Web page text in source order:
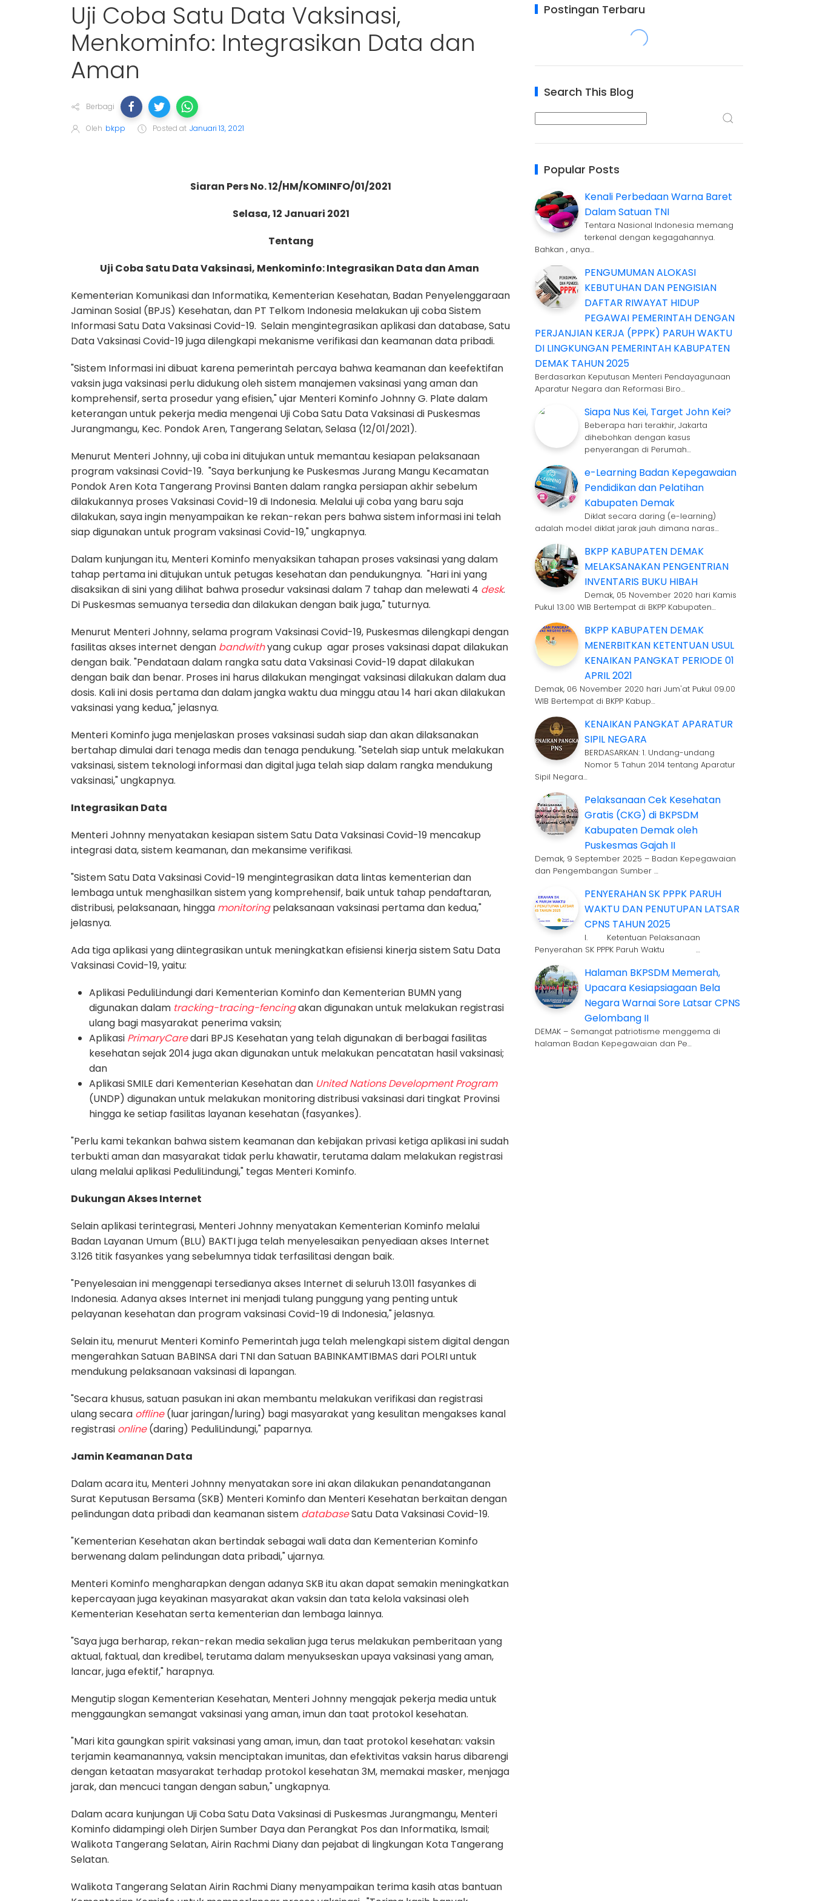
Uji Coba Satu Data Vaksinasi,
Menkominfo: Integrasikan Data dan
Aman
Berbagi
Oleh bkpp Posted at Januari 13, 2021
Siaran Pers No. 12/HM/KOMINFO/01/2021
Selasa, 12 Januari 2021
Tentang
Uji Coba Satu Data Vaksinasi, Menkominfo: Integrasikan Data dan Aman
Kementerian Komunikasi dan Informatika, Kementerian Kesehatan, Badan Penyelenggaraan
Jaminan Sosial (BPJS) Kesehatan, dan PT Telkom Indonesia melakukan uji coba Sistem
Informasi Satu Data Vaksinasi Covid-19. Selain mengintegrasikan aplikasi dan database, Satu
Data Vaksinasi Covid-19 juga dilengkapi mekanisme verifikasi dan keamanan data pribadi.
"Sistem Informasi ini dibuat karena pemerintah percaya bahwa keamanan dan keefektifan
vaksin juga vaksinasi perlu didukung oleh sistem manajemen vaksinasi yang aman dan
komprehensif, serta prosedur yang efisien," ujar Menteri Kominfo Johnny G. Plate dalam
keterangan untuk pekerja media mengenai Uji Coba Satu Data Vaksinasi di Puskesmas
Jurangmangu, Kec. Pondok Aren, Tangerang Selatan, Selasa (12/01/2021).
Menurut Menteri Johnny, uji coba ini ditujukan untuk memantau kesiapan pelaksanaan
program vaksinasi Covid-19. "Saya berkunjung ke Puskesmas Jurang Mangu Kecamatan
Pondok Aren Kota Tangerang Provinsi Banten dalam rangka persiapan akhir sebelum
dilakukannya proses Vaksinasi Covid-19 di Indonesia. Melalui uji coba yang baru saja
dilakukan, saya ingin menyampaikan ke rekan-rekan pers bahwa sistem informasi ini telah
siap digunakan untuk program vaksinasi Covid-19," ungkapnya.
Dalam kunjungan itu, Menteri Kominfo menyaksikan tahapan proses vaksinasi yang dalam
tahap pertama ini ditujukan untuk petugas kesehatan dan pendukungnya. "Hari ini yang
disaksikan di sini yang dilihat bahwa prosedur vaksinasi dalam 7 tahap dan melewati 4 desk.
Di Puskesmas semuanya tersedia dan dilakukan dengan baik juga," tuturnya.
Menurut Menteri Johnny,selama program Vaksinasi Covid-19, Puskesmas dilengkapi dengan
fasilitas akses internet dengan bandwithyang cukup agar proses vaksinasi dapat dilakukan
dengan baik. "Pendataan dalam rangka satu data Vaksinasi Covid-19 dapat dilakukan
dengan baik dan benar. Proses ini harus dilakukan mengingat vaksinasi dilakukan dalam dua
dosis. Kali ini dosis pertama dan dalam jangka waktu dua minggu atau 14 hari akan dilakukan
vaksinasi yang kedua," jelasnya.
Menteri Kominfo juga menjelaskan proses vaksinasi sudah siap dan akan dilaksanakan
bertahap dimulai dari tenaga medis dan tenaga pendukung. "Setelah siap untuk melakukan
vaksinasi, sistem teknologi informasi dan digital juga telah siap dalam rangka mendukung
vaksinasi," ungkapnya.
Integrasikan Data
Menteri Johnny menyatakan kesiapan sistem Satu Data Vaksinasi Covid-19 mencakup
integrasi data, sistem keamanan, dan mekansime verifikasi.
"Sistem Satu Data Vaksinasi Covid-19 mengintegrasikan data lintas kementerian dan
lembaga untuk menghasilkan sistem yang komprehensif, baik untuk tahap pendaftaran,
distribusi, pelaksanaan, hingga monitoringpelaksanaan vaksinasi pertama dan kedua,"
jelasnya.
Ada tiga aplikasi yang diintegrasikan untuk meningkatkan efisiensi kinerja sistem Satu Data
Vaksinasi Covid-19, yaitu:
Aplikasi PeduliLindungi dari Kementerian Kominfo dan Kementerian BUMN yang
digunakan dalam tracking-tracing-fencingakan digunakan untuk melakukan registrasi
ulang bagi masyarakat penerima vaksin;
Aplikasi PrimaryCaredari BPJS Kesehatan yang telah digunakan di berbagai fasilitas
kesehatan sejak 2014 juga akan digunakan untuk melakukan pencatatan hasil vaksinasi;
dan
Aplikasi SMILE dari Kementerian Kesehatan dan United Nations Development Program
(UNDP) digunakan untuk melakukan monitoring distribusi vaksinasi dari tingkat Provinsi
hingga ke setiap fasilitas layanan kesehatan (fasyankes).
"Perlu kami tekankan bahwa sistem keamanan dan kebijakan privasi ketiga aplikasi ini sudah
terbukti aman dan masyarakat tidak perlu khawatir, terutama dalam melakukan registrasi
ulang melalui aplikasi PeduliLindungi," tegas Menteri Kominfo.
Dukungan Akses Internet
Selain aplikasi terintegrasi, Menteri Johnny menyatakan Kementerian Kominfo melalui
Badan Layanan Umum (BLU) BAKTI juga telah menyelesaikan penyediaan akses Internet
3.126 titik fasyankes yang sebelumnya tidak terfasilitasi dengan baik.
"Penyelesaian ini menggenapi tersedianya akses Internet di seluruh 13.011 fasyankes di
Indonesia. Adanya akses Internet ini menjadi tulang punggung yang penting untuk
pelayanan kesehatan dan program vaksinasi Covid-19 di Indonesia," jelasnya.
Selain itu, menurut Menteri Kominfo Pemerintah juga telah melengkapi sistem digital dengan
mengerahkan Satuan BABINSA dari TNI dan Satuan BABINKAMTIBMAS dari POLRI untuk
mendukung pelaksanaan vaksinasi di lapangan.
"Secara khusus, satuan pasukan ini akan membantu melakukan verifikasi dan registrasi
ulang secara offline(luar jaringan/luring) bagi masyarakat yang kesulitan mengakses kanal
registrasi online(daring) PeduliLindungi," paparnya.
Jamin Keamanan Data
Dalam acara itu, Menteri Johnny menyatakan sore ini akan dilakukan penandatanganan
Surat Keputusan Bersama (SKB) Menteri Kominfo dan Menteri Kesehatan berkaitan dengan
pelindungan data pribadi dan keamanan sistem databaseSatu Data Vaksinasi Covid-19.
"Kementerian Kesehatan akan bertindak sebagai wali data dan Kementerian Kominfo
berwenang dalam pelindungan data pribadi," ujarnya.
Menteri Kominfo mengharapkan dengan adanya SKB itu akan dapat semakin meningkatkan
kepercayaan juga keyakinan masyarakat akan vaksin dan tata kelola vaksinasi oleh
Kementerian Kesehatan serta kementerian dan lembaga lainnya.
"Saya juga berharap, rekan-rekan media sekalian juga terus melakukan pemberitaan yang
aktual, faktual, dan kredibel, terutama dalam menyukseskan upaya vaksinasi yang aman,
lancar, juga efektif," harapnya.
Mengutip slogan Kementerian Kesehatan, Menteri Johnny mengajak pekerja media untuk
menggaungkan semangat vaksinasi yang aman, imun dan taat protokol kesehatan.
"Mari kita gaungkan spirit vaksinasi yang aman, imun, dan taat protokol kesehatan: vaksin
terjamin keamanannya, vaksin menciptakan imunitas, dan efektivitas vaksin harus dibarengi
dengan ketaatan masyarakat terhadap protokol kesehatan 3M, memakai masker, menjaga
jarak, dan mencuci tangan dengan sabun," ungkapnya.
Dalam acara kunjungan Uji Coba Satu Data Vaksinasi di Puskesmas Jurangmangu, Menteri
Kominfo didampingi oleh Dirjen Sumber Daya dan Perangkat Pos dan Informatika, Ismail;
Walikota Tangerang Selatan, Airin Rachmi Diany dan pejabat di lingkungan Kota Tangerang
Selatan.
Walikota Tangerang Selatan Airin Rachmi Diany menyampaikan terima kasih atas bantuan
Postingan Terbaru
Search This Blog
Popular Posts
Kenali Perbedaan Warna Baret
Dalam Satuan TNI
Tentara Nasional Indonesia memang
terkenal dengan kegagahannya.
Bahkan , anya…
PENGUMUMAN ALOKASI
KEBUTUHAN DAN PENGISIAN
DAFTAR RIWAYAT HIDUP
PEGAWAI PEMERINTAH DENGAN
PERJANJIAN KERJA (PPPK) PARUH WAKTU
DI LINGKUNGAN PEMERINTAH KABUPATEN
DEMAK TAHUN 2025
Berdasarkan Keputusan Menteri Pendayagunaan
Aparatur Negara dan Reformasi Biro…
Siapa Nus Kei, Target John Kei?
Beberapa hari terakhir, Jakarta
dihebohkan dengan kasus
penyerangan di Perumah…
e-Learning Badan Kepegawaian
Pendidikan dan Pelatihan
Kabupaten Demak
Diklat secara daring (e-learning)
adalah model diklat jarak jauh dimana naras…
BKPP KABUPATEN DEMAK
MELAKSANAKAN PENGENTRIAN
INVENTARIS BUKU HIBAH
Demak, 05 November 2020 hari Kamis
Pukul 13.00 WIB Bertempat di BKPP Kabupaten…
BKPP KABUPATEN DEMAK
MENERBITKAN KETENTUAN USUL
KENAIKAN PANGKAT PERIODE 01
APRIL 2021
Demak, 06 November 2020 hari Jum'at Pukul 09.00
WIB Bertempat di BKPP Kabup…
KENAIKAN PANGKAT APARATUR
SIPIL NEGARA
BERDASARKAN: 1. Undang-undang
Nomor 5 Tahun 2014 tentang Aparatur
Sipil Negara…
Pelaksanaan Cek Kesehatan
Gratis (CKG) di BKPSDM
Kabupaten Demak oleh
Puskesmas Gajah II
Demak, 9 September 2025 – Badan Kepegawaian
dan Pengembangan Sumber …
PENYERAHAN SK PPPK PARUH
WAKTU DAN PENUTUPAN LATSAR
CPNS TAHUN 2025
I. Ketentuan Pelaksanaan
Penyerahan SK PPPK Paruh Waktu …
Halaman BKPSDM Memerah,
Upacara Kesiapsiagaan Bela
Negara Warnai Sore Latsar CPNS
Gelombang II
DEMAK – Semangat patriotisme menggema di
halaman Badan Kepegawaian dan Pe…